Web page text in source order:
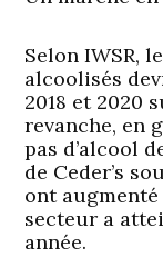
Selon IWSR,
alcoolisés
2018 et 2020
revanche, en
pas d’alcool
de Ceder’s
ont
secteur a
année.